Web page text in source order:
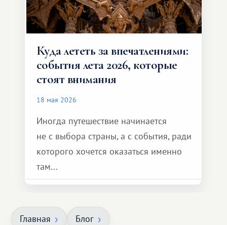
Куда лететь за впечатлениями:
события лета 2026, которые
стоят внимания
18 мая 2026
Иногда путешествие начинается
не с выбора страны, а с события, ради
которого хочется оказаться именно
там...
Главная Блог